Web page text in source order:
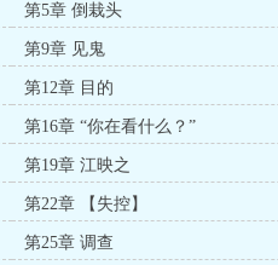
第5章 倒栽头
第9章 见鬼
第12章 目的
第16章 “你在看什么？”
第19章 江映之
第22章 【失控】
第25章 调查